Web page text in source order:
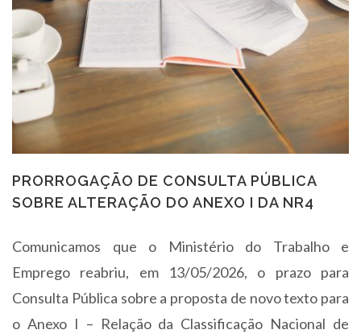
PRORROGAÇÃO DE CONSULTA PÚBLICA
SOBRE ALTERAÇÃO DO ANEXO I DA NR4
Comunicamos que o Ministério do Trabalho e
Emprego reabriu, em 13/05/2026, o prazo para
Consulta Pública sobre a proposta de novo texto para
o Anexo I – Relação da Classificação Nacional de